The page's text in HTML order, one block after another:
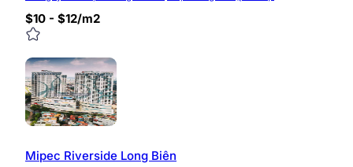
Để được tư vấn, báo giá chính xác nhất và hỗ trợ
Hotline: 0968.382.682
Website:https://timvanphong.com.vn/
Fanpage:fb.com/Timvanphong.com.vn
Địa chỉ: Tầng 6, tòa nhà CIC Tower, số 2
$10 - $12/m2
Mipec Riverside Long Biên